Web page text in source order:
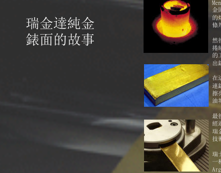
瑞金達純金
錶面的故事
金
的
條
然
捲
的
出
在
連
擦
油
最
經
瑞
技
瑞
一